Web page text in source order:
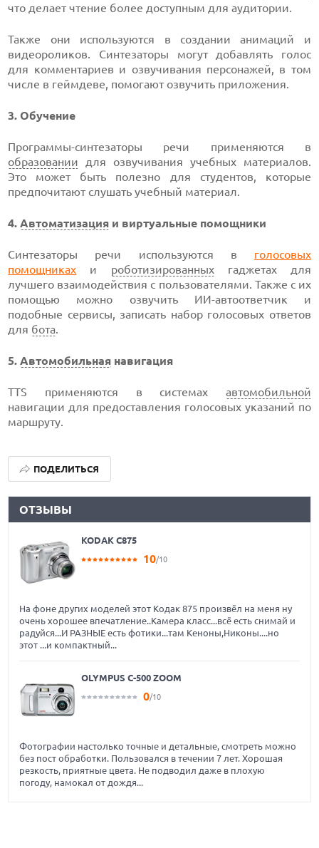
что делает чтение более доступным для аудитории.
Также они используются в создании анимаций и
видеороликов. Синтезаторы могут добавлять голос
для комментариев и озвучивания персонажей, в том
числе в геймдеве, помогают озвучить приложения.
3. Обучение
Программы-синтезаторы речи применяются в
образовании для озвучивания учебных материалов.
Это может быть полезно для студентов, которые
предпочитают слушать учебный материал.
4.Автоматизация и виртуальные помощники
Синтезаторы речи используются в голосовых
помощниках и роботизированныхгаджетах для
лучшего взаимодействия с пользователями. Также с их
помощью можно озвучить ИИ-автоответчик и
подобные сервисы, записать набор голосовых ответов
для бота.
5.Автомобильная навигация
TTS применяются в системах автомобильной
навигации для предоставления голосовых указаний по
маршруту.
ПОДЕЛИТЬСЯ
ОТЗЫВЫ
KODAK C875
10/10
На фоне других моделей этот Кодак 875 произвёл на меня ну
очень хорошее впечатление..Камера класс...всё есть снимай и
радуйся...И РАЗНЫЕ есть фотики...там Кеноны,Никоны....но
этот ...и компактный...
OLYMPUS C-500 ZOOM
0/10
Фотографии настолько точные и детальные, смотреть можно
без пост обработки. Пользовался в течении 7 лет. Хорошая
резкость, приятные цвета. Не подводил даже в плохую
погоду, намокал от дождя...